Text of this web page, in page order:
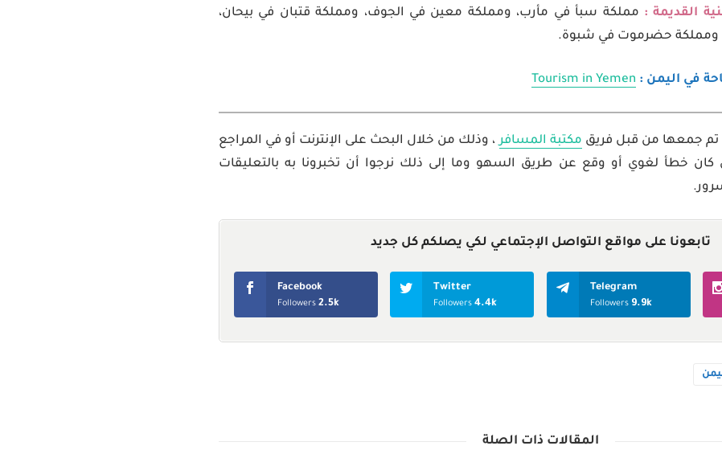
القديمة : مملكة سبأ في مأرب، ومملكة معين في الجوف، ومملكة قتبان في بيحان،
ومملكة حضرموت في شبوة.
في اليمن : Tourism in Yemen
تم جمعها من قبل فريق مكتبة المسافر، وذلك من خلال البحث على الإنترنت أو في المراجع
كان خطأ لغوي أو وقع عن طريق السهو وما إلى ذلك نرجوا أن تخبرونا به بالتعليقات
تابعونا على مواقع التواصل الإجتماعي لكي يصلكم كل جديد
Facebook
2.5k
Followers
Twitter
4.4k
Followers
Telegram
9.9k
Followers
المقالات ذات الصلة